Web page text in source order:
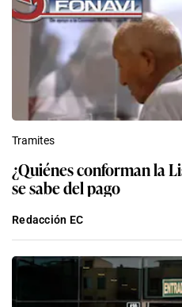
Tramites
¿Quiénes conforman la
se sabe del pago
Redacción EC